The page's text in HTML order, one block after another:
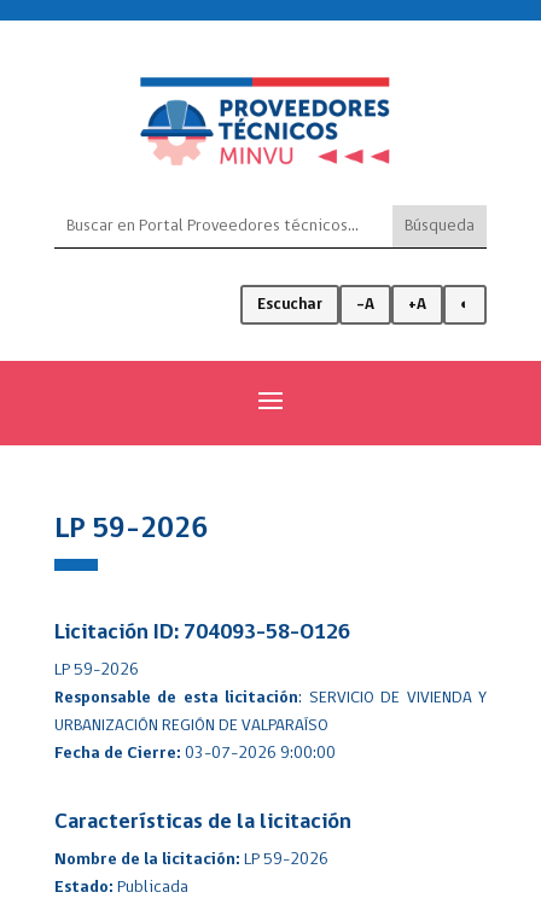
Escuchar -A +A ◐
LP 59-2026
Licitación ID: 704093-58-O126
LP 59-2026
Responsable de esta licitación: SERVICIO DE VIVIENDA Y
URBANIZACIÓN REGIÓN DE VALPARAÍSO
Fecha de Cierre: 03-07-2026 9:00:00
Características de la licitación
Nombre de la licitación: LP 59-2026
Estado: Publicada